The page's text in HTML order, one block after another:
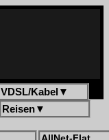
VDSL/Kabel ▼
Reisen▼